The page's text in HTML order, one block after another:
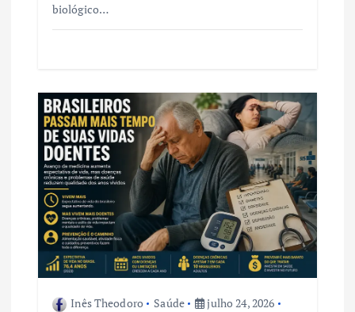
biológico…
Inês Theodoro Saúde
julho 24, 2026